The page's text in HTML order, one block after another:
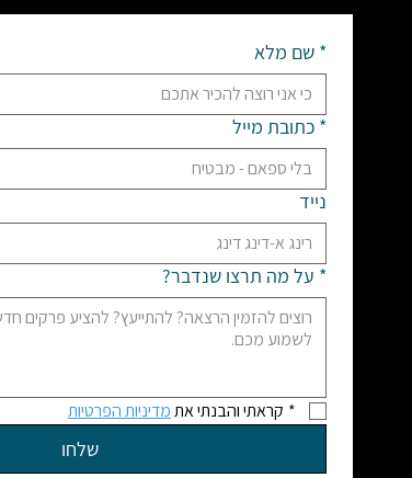
* שם מלא
* כתובת מייל
נייד
* על מה תרצו שנדבר?
* קראתי והבנתי את מדיניות הפרטיות
שלחו